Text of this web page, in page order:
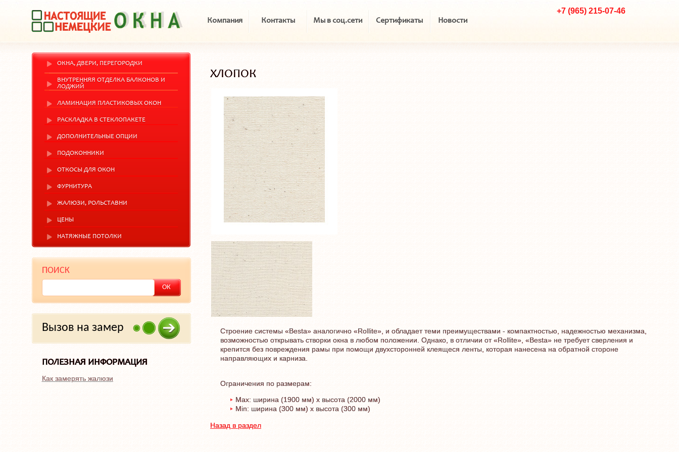
Компания Контакты Мы в соц.сети Сертификаты Новости
+7 (965) 215-07-46
ОКНА, ДВЕРИ, ПЕРЕГОРОДКИ
ВНУТРЕННЯЯ ОТДЕЛКА БАЛКОНОВ И
ЛОДЖИЙ
ЛАМИНАЦИЯ ПЛАСТИКОВЫХ ОКОН
РАСКЛАДКА В СТЕКЛОПАКЕТЕ
ДОПОЛНИТЕЛЬНЫЕ ОПЦИИ
ПОДОКОННИКИ
ОТКОСЫ ДЛЯ ОКОН
ФУРНИТУРА
ЖАЛЮЗИ, РОЛЬСТАВНИ
ЦЕНЫ
НАТЯЖНЫЕ ПОТОЛКИ
ПОИСК
Вызов на замер
ПОЛЕЗНАЯ ИНФОРМАЦИЯ
Как замерять жалюзи
ХЛОПОК
Строение системы «Besta» аналогично «Rollite», и обладает теми преимуществами - компактностью, надежностью механизма,
возможностью открывать створки окна в любом положении. Однако, в отличии от «Rollite», «Besta» не требует сверления и
крепится без повреждения рамы при помощи двухсторонней клеящеся ленты, которая нанесена на обратной стороне
направляющих и карниза.
Ограничения по размерам:
Max: ширина (1900 мм) x высота (2000 мм)
Min: ширина (300 мм) x высота (300 мм)
Назад в раздел